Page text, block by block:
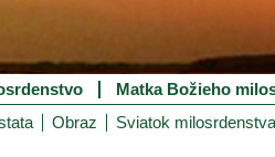
Matka Božieho
Obraz Sviatok milosrdenstva